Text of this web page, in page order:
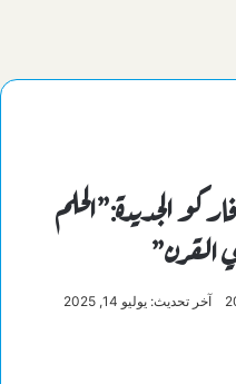
الجديدة:”الحلم
القرن”
آخر تحديث: يوليو 14, 2025